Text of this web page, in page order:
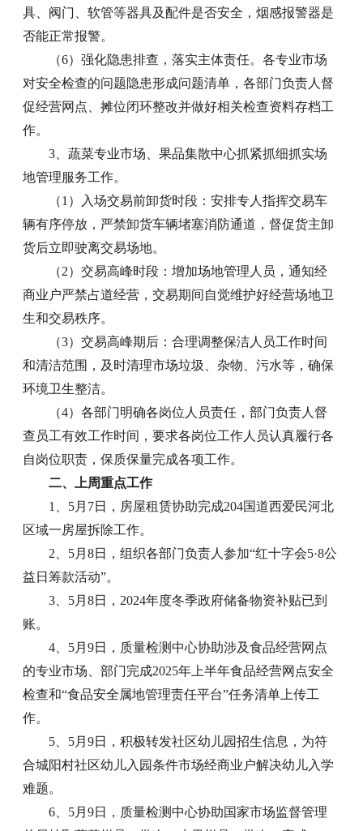
具、阀门、软管等器具及配件是否安全，烟感报警器是
否能正常报警。
（6）强化隐患排查，落实主体责任。各专业市场
对安全检查的问题隐患形成问题清单，各部门负责人督
促经营网点、摊位闭环整改并做好相关检查资料存档工
作。
3、蔬菜专业市场、果品集散中心抓紧抓细抓实场
地管理服务工作。
（1）入场交易前卸货时段：安排专人指挥交易车
辆有序停放，严禁卸货车辆堵塞消防通道，督促货主卸
货后立即驶离交易场地。
（2）交易高峰时段：增加场地管理人员，通知经
商业户严禁占道经营，交易期间自觉维护好经营场地卫
生和交易秩序。
（3）交易高峰期后：合理调整保洁人员工作时间
和清洁范围，及时清理市场垃圾、杂物、污水等，确保
环境卫生整洁。
（4）各部门明确各岗位人员责任，部门负责人督
查员工有效工作时间，要求各岗位工作人员认真履行各
自岗位职责，保质保量完成各项工作。
二、上周重点工作
1、5月7日，房屋租赁协助完成204国道西爱民河北
区域一房屋拆除工作。
2、5月8日，组织各部门负责人参加“红十字会5·8公
益日筹款活动”。
3、5月8日，2024年度冬季政府储备物资补贴已到
账。
4、5月9日，质量检测中心协助涉及食品经营网点
的专业市场、部门完成2025年上半年食品经营网点安全
检查和“食品安全属地管理责任平台”任务清单上传工
作。
5、5月9日，积极转发社区幼儿园招生信息，为符
合城阳村社区幼儿入园条件市场经商业户解决幼儿入学
难题。
6、5月9日，质量检测中心协助国家市场监督管理